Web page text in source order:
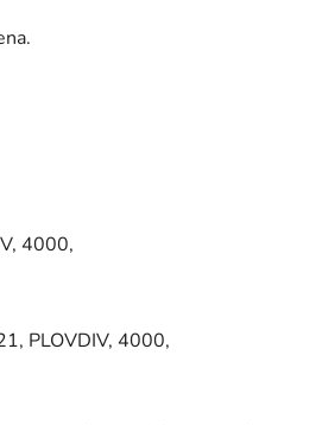
4000,
PLOVDIV, 4000,